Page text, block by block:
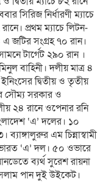
সিরিজ নির্ধারণী ম্যাচে
প্রথম ম্যাচে লিটন-
এ জটির সংগ্রহ ৭০ রান।
টার্গেট ২৯০ রান ।
বাহিনী। দলীয় মাত্র ৪
দ্বিতীয় ও তৃতীয়
সৌম্য সরকার ও
২৪ রানে ওপেনার রনি
‘এ’ দলের। ১০
এম চিন্নাস্বামী
‘এ’ দল। ৫০ ওভারে
ব্যর্থ সুরেশ রায়না
পান দুই উইকেট।